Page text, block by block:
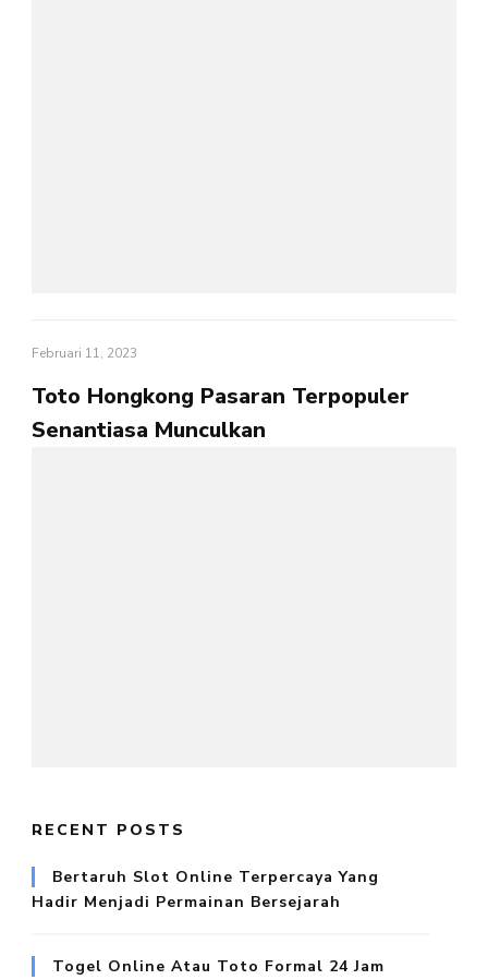
Februari 11, 2023
Toto Hongkong Pasaran Terpopuler
Senantiasa Munculkan
RECENT POSTS
Bertaruh Slot Online Terpercaya Yang
Hadir Menjadi Permainan Bersejarah
Togel Online Atau Toto Formal 24 Jam